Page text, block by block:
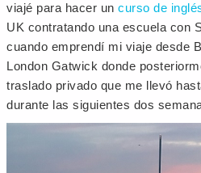
viajé para hacer un curso de
UK contratando una escuela con
cuando emprendí mi viaje desde
London Gatwick donde
traslado privado que me llevó
durante las siguientes dos